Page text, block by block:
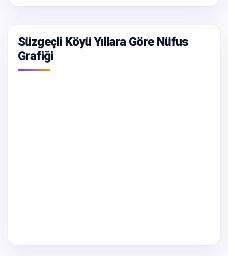
Süzgeçli Köyü Yıllara Göre Nüfus
Grafiği